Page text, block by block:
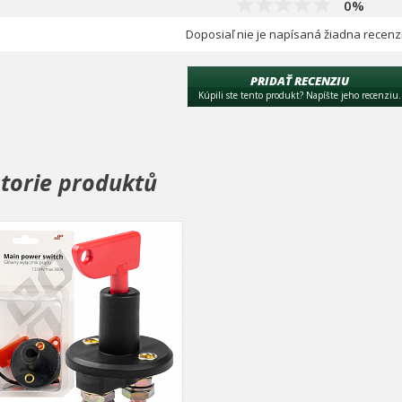
0%
Doposiaľ nie je napísaná žiadna
PRIDAŤ RECENZIU
Kúpili ste tento produkt? Napíšte jeho recenziu.
produktů